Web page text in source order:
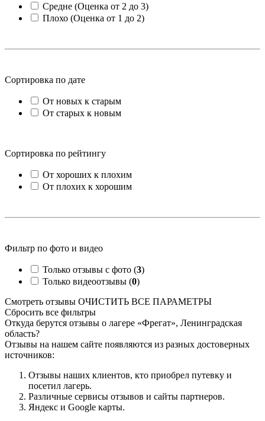
Средне (Оценка от 2 до 3)
Плохо (Оценка от 1 до 2)
Сортировка по дате
От новых к старым
От старых к новым
Сортировка по рейтингу
От хороших к плохим
От плохих к хорошим
Фильтр по фото и видео
Только отзывы с фото (3)
Только видеоотзывы (0)
Смотреть отзывы ОЧИСТИТЬ ВСЕ ПАРАМЕТРЫ
Сбросить все фильтры
Откуда берутся отзывы о лагере «Фрегат», Ленинградская
область?
Отзывы на нашем сайте появляются из разных достоверных
источников:
Отзывы наших клиентов, кто приобрел путевку и
посетил лагерь.
Различные сервисы отзывов и сайты партнеров.
Яндекс и Google карты.